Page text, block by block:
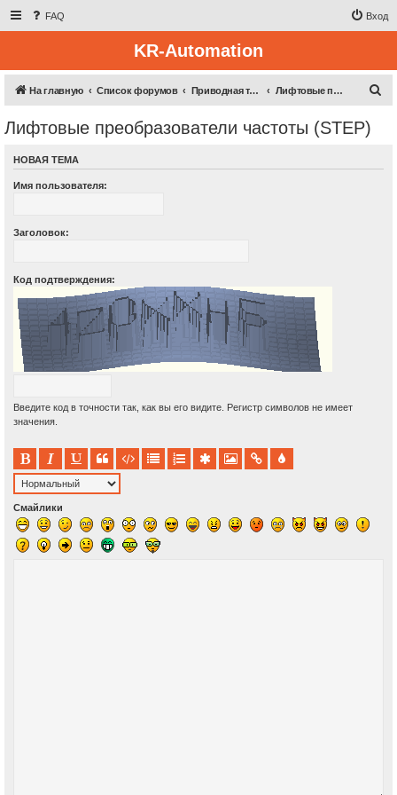
FAQ Вход
KR-Automation
На главную Список форумов Приводная техника Лифтовые преобразователи частоты (STEP)
Лифтовые преобразователи частоты (STEP)
НОВАЯ ТЕМА
Имя пользователя:
Заголовок:
Код подтверждения:
Введите код в точности так, как вы его видите. Регистр символов не имеет
значения.
Смайлики